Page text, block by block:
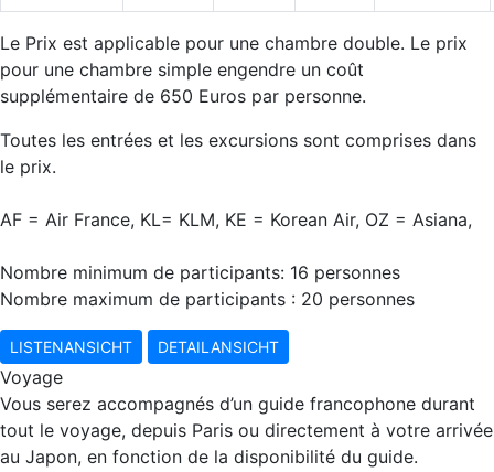
Le Prix est applicable pour une chambre double. Le prix
pour une chambre simple engendre un coût
supplémentaire de 650 Euros par personne.
Toutes les entrées et les excursions sont comprises dans
le prix.
AF = Air France, KL= KLM, KE = Korean Air, OZ = Asiana,
Nombre minimum de participants: 16 personnes
Nombre maximum de participants : 20 personnes
LISTENANSICHT DETAILANSICHT
Voyage
Vous serez accompagnés d’un guide francophone durant
tout le voyage, depuis Paris ou directement à votre arrivée
au Japon, en fonction de la disponibilité du guide.